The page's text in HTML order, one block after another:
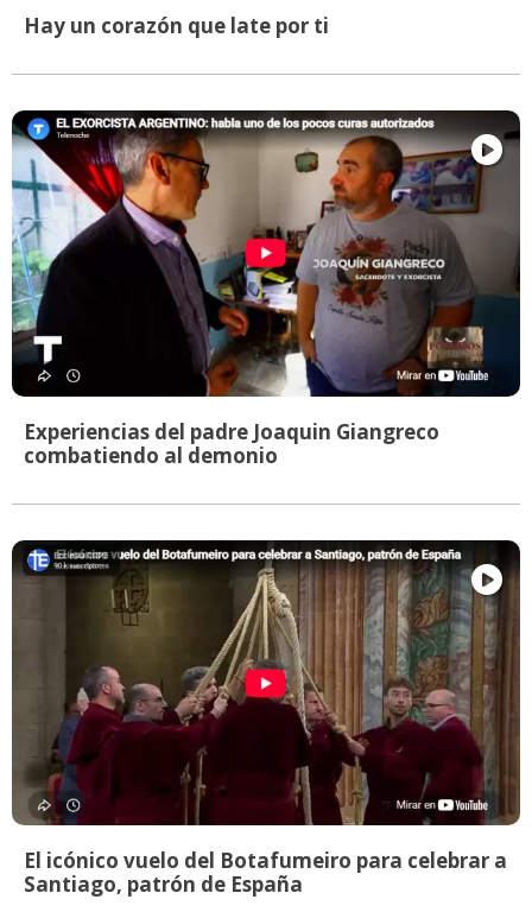
Hay un corazón que late por ti
Experiencias del padre Joaquin Giangreco
combatiendo al demonio
El icónico vuelo del Botafumeiro para celebrar a
Santiago, patrón de España